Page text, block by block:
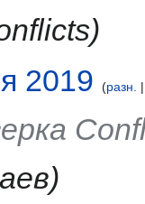
2019
разн.